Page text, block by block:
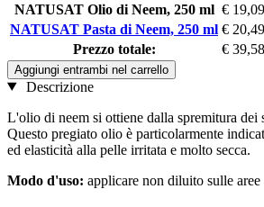
NATUSAT Olio di Neem, 250 ml € 19,09
NATUSAT Pasta di Neem, 250 ml € 20,49
Prezzo totale:
€ 39,58
Aggiungi entrambi nel carrello
Descrizione
L'olio di neem si ottiene dalla spremitura dei
Questo pregiato olio è particolarmente
ed elasticità alla pelle irritata e molto secca.
Modo d'uso: applicare non diluito sulle aree